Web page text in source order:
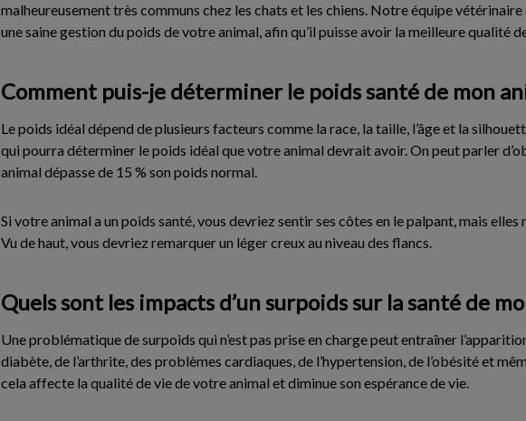
malheureusement très communs chez les chats et les chiens. Notre équipe
une saine gestion du poids de votre animal, afin qu’il puisse avoir la meilleure qualité
Comment puis-je déterminer le poids santé de mon
Le poids idéal dépend de plusieurs facteurs comme la race, la taille, l’âge et la
qui pourra déterminer le poids idéal que votre animal devrait avoir. On peut parler
animal dépasse de 15 % son poids normal.
Si votre animal a un poids santé, vous devriez sentir ses côtes en le palpant, mais
Vu de haut, vous devriez remarquer un léger creux au niveau des flancs.
Quels sont les impacts d’un surpoids sur la santé de
Une problématique de surpoids qui n’est pas prise en charge peut entraîner
diabète, de l’arthrite, des problèmes cardiaques, de l’hypertension, de l’obésité et
cela affecte la qualité de vie de votre animal et diminue son espérance de vie.